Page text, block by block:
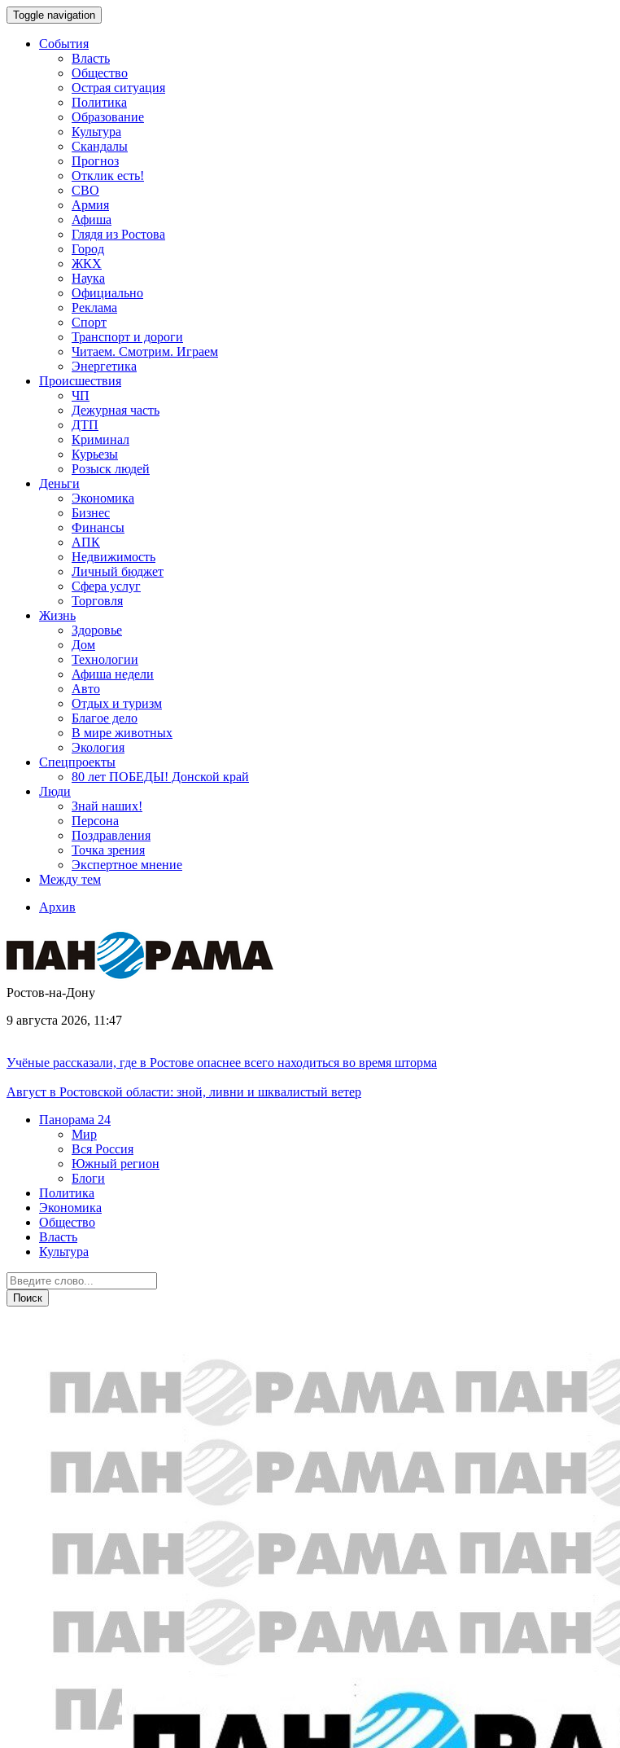
Toggle navigation
События
Власть
Общество
Острая ситуация
Политика
Образование
Культура
Скандалы
Прогноз
Отклик есть!
СВО
Армия
Афиша
Глядя из Ростова
Город
ЖКХ
Наука
Официально
Реклама
Спорт
Транспорт и дороги
Читаем. Смотрим. Играем
Энергетика
Происшествия
ЧП
Дежурная часть
ДТП
Криминал
Курьезы
Розыск людей
Деньги
Экономика
Бизнес
Финансы
АПК
Недвижимость
Личный бюджет
Сфера услуг
Торговля
Жизнь
Здоровье
Дом
Технологии
Афиша недели
Авто
Отдых и туризм
Благое дело
В мире животных
Экология
Спецпроекты
80 лет ПОБЕДЫ! Донской край
Люди
Знай наших!
Персона
Поздравления
Точка зрения
Экспертное мнение
Между тем
Архив
Ростов-на-Дону
9 августа 2026, 11:47
Учёные рассказали, где в Ростове опаснее всего находиться во время шторма
Август в Ростовской области: зной, ливни и шквалистый ветер
Панорама 24
Мир
Вся Россия
Южный регион
Блоги
Политика
Экономика
Общество
Власть
Культура